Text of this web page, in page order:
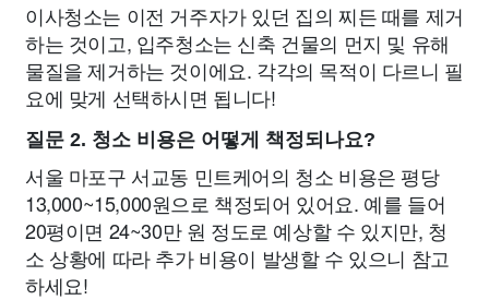
이사청소는 이전 거주자가 있던 집의 찌든 때를 제거
하는 것이고, 입주청소는 신축 건물의 먼지 및 유해
물질을 제거하는 것이에요. 각각의 목적이 다르니 필
요에 맞게 선택하시면 됩니다!
질문 2. 청소 비용은 어떻게 책정되나요?
서울 마포구 서교동 민트케어의 청소 비용은 평당
13,000~15,000원으로 책정되어 있어요. 예를 들어
20평이면 24~30만 원 정도로 예상할 수 있지만, 청
소 상황에 따라 추가 비용이 발생할 수 있으니 참고
하세요!